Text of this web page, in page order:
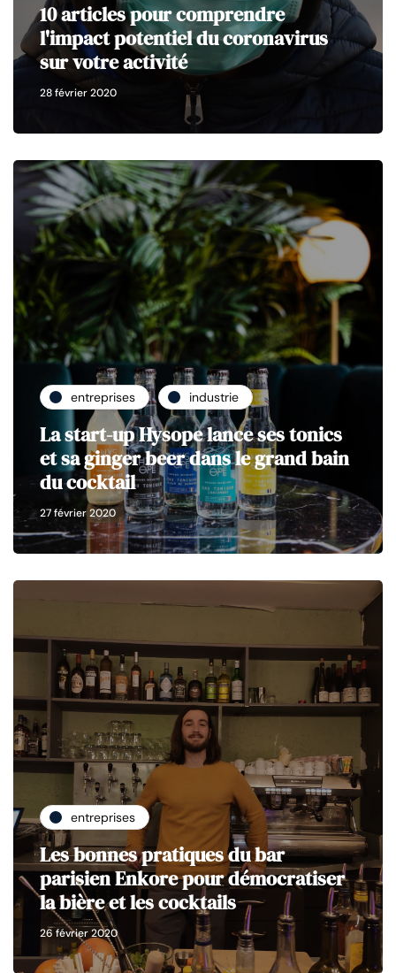
10 articles pour comprendre
l'impact potentiel du coronavirus
sur votre activité
28 février 2020
entreprises industrie
La start-up Hysope lance ses tonics
et sa ginger beer dans le grand bain
du cocktail
27 février 2020
entreprises
Les bonnes pratiques du bar
parisien Enkore pour démocratiser
la bière et les cocktails
26 février 2020